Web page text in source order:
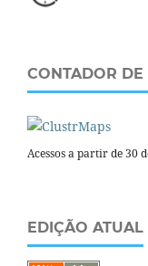
CONTADOR DE
Acessos a partir de 30
EDIÇÃO ATUAL